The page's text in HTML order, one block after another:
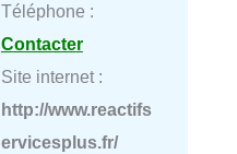
Téléphone :
Contacter
Site internet :
http://www.reactifs
ervicesplus.fr/